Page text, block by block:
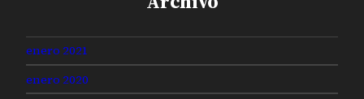
enero 2021
enero 2020